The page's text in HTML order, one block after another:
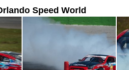
Speed World